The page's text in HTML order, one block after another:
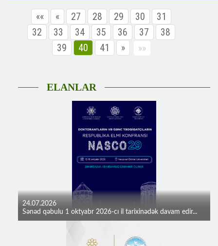
«« « 27 28 29 30
31
32
33 34 35 36 37
38
39
40 41 » »»
ELANLAR
24.07.2026
Sənəd qəbulu 1 oktyabr 2026-cı il tarixinədək davam edir...